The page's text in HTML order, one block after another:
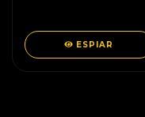
(ENGATE) BCO
ESPIAR